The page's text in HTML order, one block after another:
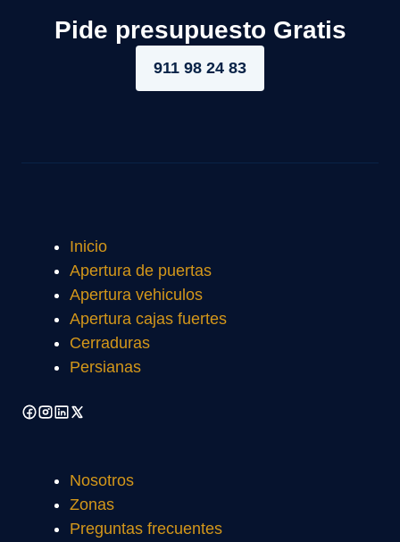
Pide presupuesto Gratis
911 98 24 83
Inicio
Apertura de puertas
Apertura vehiculos
Apertura cajas fuertes
Cerraduras
Persianas
Nosotros
Zonas
Preguntas frecuentes